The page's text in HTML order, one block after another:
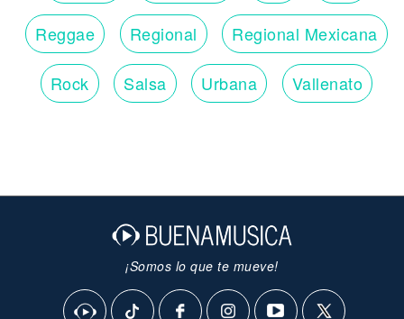
Reggae Regional Regional Mexicana
Rock Salsa Urbana Vallenato
¡Somos lo que te mueve!